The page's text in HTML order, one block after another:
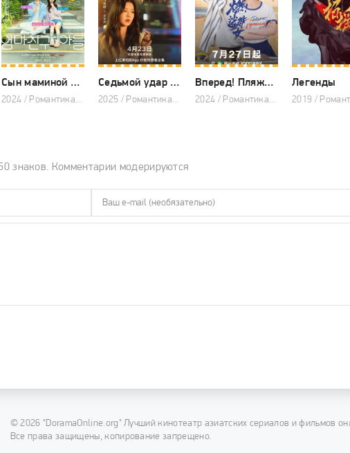
Сын маминой подруги
2024 / Романтика, Комедия, Корейские дорамы
Седьмой удар сердца
2025 / Романтика, Китайские дорамы, Дорамы 2025
Вперед! Пляжные волейболистки
2024 / Романтика, Спорт, Китайские дорамы
Легенды
знаков. Комментарии модерируются
© 2026 "DoramaOnline.org" Лучший кинотеатр азиатских сериалов и фильмов
Все права защищены, копирование запрещено.